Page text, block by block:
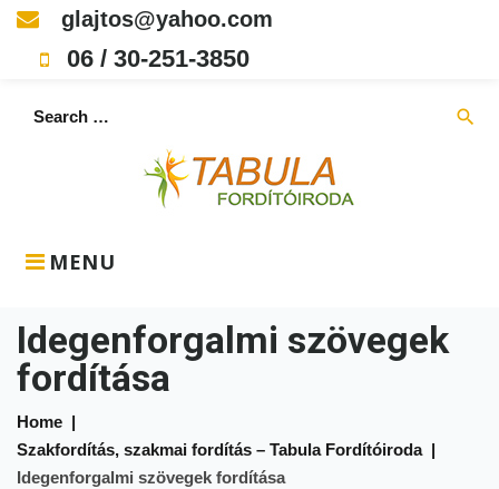
Skip
content
glajtos@yahoo.com
06 / 30-251-3850
MENU
Search
search
Idegenforgalmi szövegek
fordítása
Home |
Szakfordítás, szakmai fordítás – Tabula Fordítóiroda |
Idegenforgalmi szövegek fordítása